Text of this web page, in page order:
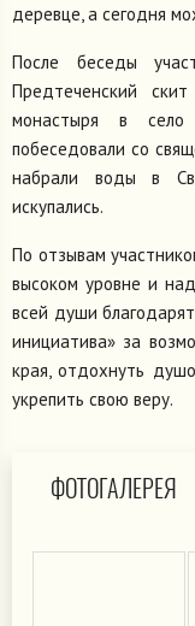
деревце, а сегодня
После беседы
Предтеченский скит
монастыря в
побеседовали со
набрали воды в
искупались.
По отзывам
высоком уровне и
всей души
инициатива» за
края, отдохнуть
укрепить свою веру.
ФОТОГАЛЕРЕЯ